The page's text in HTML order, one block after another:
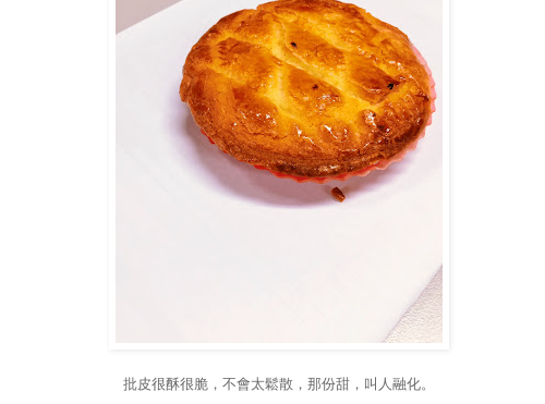
批皮很酥很脆，不會太鬆散，那份甜，叫人融化。